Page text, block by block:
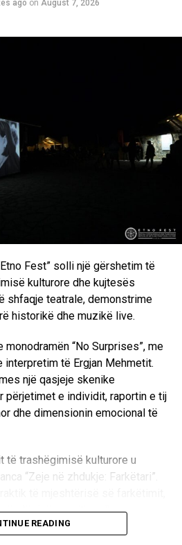
ago on August 7, 2026
Fest” solli një gërshetim të
kulturore dhe kujtesës
shfaqje teatrale, demonstrime
historikë dhe muzikë live.
“No Surprises”, me
interpretim të Ergjan Mehmetit.
një qasjeje skenike
përjetimet e individit, raportin e tij
dhe dimensionin emocional të
të trashëgimisë kulturore u
“Zeje në zhdukje: Farkëtari”.
rëndësinë e ruajtjes dhe
tradicionale.
READING